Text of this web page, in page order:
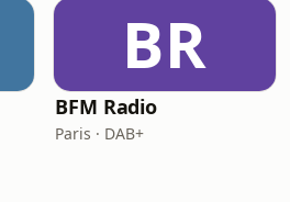
BR
BFM Radio
Paris · DAB+